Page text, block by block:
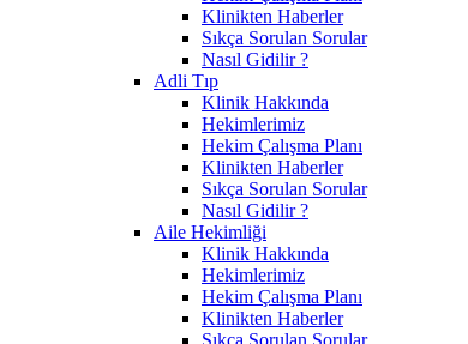
Klinikten Haberler
Sıkça Sorulan Sorular
Nasıl Gidilir ?
Adli Tıp
Klinik Hakkında
Hekimlerimiz
Hekim Çalışma Planı
Klinikten Haberler
Sıkça Sorulan Sorular
Nasıl Gidilir ?
Aile Hekimliği
Klinik Hakkında
Hekimlerimiz
Hekim Çalışma Planı
Klinikten Haberler
Sıkça Sorulan Sorular